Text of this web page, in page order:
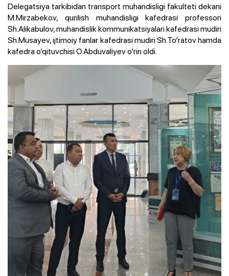
Delegatsiya tarkibidan transport muhandisligi fakulteti dekani
M.Mirzabekov, qurilish muhandisligi kafedrasi professori
Sh.Alikabulov, muhandislik kommunikatsiyalari kafedrasi mudiri
Sh.Musayev, ijtimoiy fanlar kafedrasi mudiri Sh.To‘ratov hamda
kafedra o‘qituvchisi O.Abduvaliyev o‘rin oldi.